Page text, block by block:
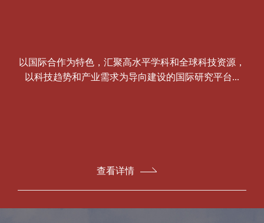
以国际合作为特色，汇聚高水平学科和全球科技资源，
以科技趋势和产业需求为导向建设的国际研究平台...
查看详情